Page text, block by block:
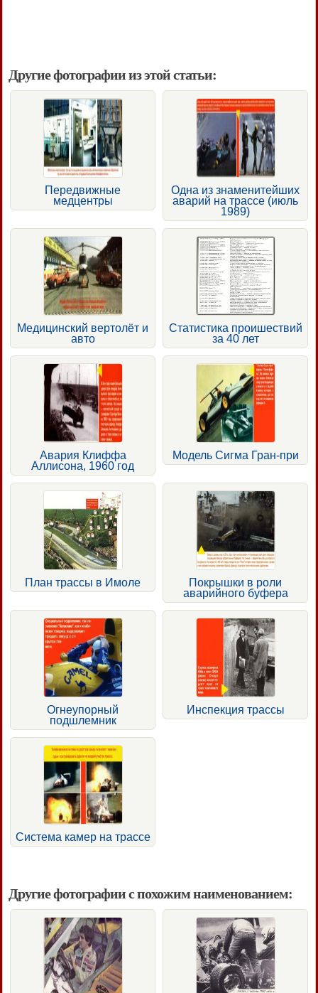
Другие фотографии из этой статьи:
Передвижные
медцентры
Одна из знаменитейших
аварий на трассе (июль
1989)
Медицинский вертолёт и
авто
Статистика проишествий
за 40 лет
Авария Клиффа
Аллисона, 1960 год
Модель Сигма Гран-при
План трассы в Имоле
Покрышки в роли
аварийного буфера
Огнеупорный
подшлемник
Инспекция трассы
Система камер на трассе
Другие фотографии с похожим наименованием: